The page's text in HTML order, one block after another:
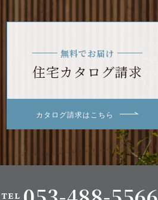
無料でお届け
住宅カタログ請求
カタログ請求はこちら
TEL